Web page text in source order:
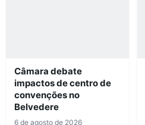
Câmara debate
impactos de centro de
convenções no
Belvedere
6 de agosto de 2026